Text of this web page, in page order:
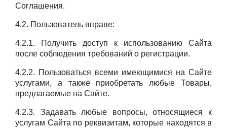
Соглашения.
4.2. Пользователь вправе:
4.2.1. Получить доступ к использованию Сайта
после соблюдения требований о регистрации.
4.2.2. Пользоваться всеми имеющимися на Сайте
услугами, а также приобретать любые Товары,
предлагаемые на Сайте.
4.2.3. Задавать любые вопросы, относящиеся к
услугам Сайта по реквизитам, которые находятся в